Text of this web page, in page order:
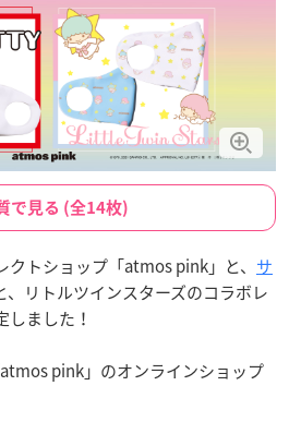
で見る (全14枚)
トショップ「atmos pink」と、 サ
、リトルツインスターズのコラボレ
ました！
pink」のオンラインショップ